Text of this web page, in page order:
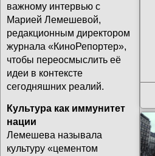
важному интервью с
Марией Лемешевой,
редакционным директором
журнала «КиноРепортер»,
чтобы переосмыслить её
идеи в контексте
сегодняшних реалий.
Культура как иммунитет
нации
Лемешева называла
культуру «цементом